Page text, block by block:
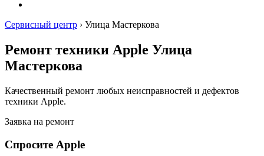
Сервисный центр › Улица Мастеркова
Ремонт техники Apple Улица
Мастеркова
Качественный ремонт любых неисправностей и дефектов
техники Apple.
Заявка на ремонт
Спросите Apple